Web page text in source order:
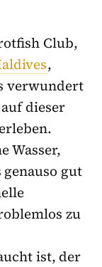
Club,
,
verwundert
dieser
Wasser,
gut
zu
ist, der